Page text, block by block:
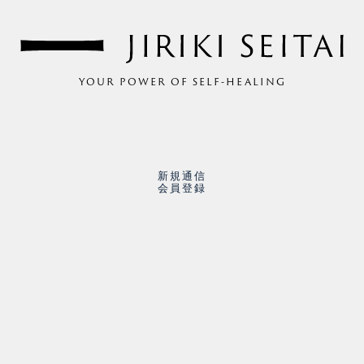
YOUR POWER OF SELF-HEALING
新規通信
会員登録